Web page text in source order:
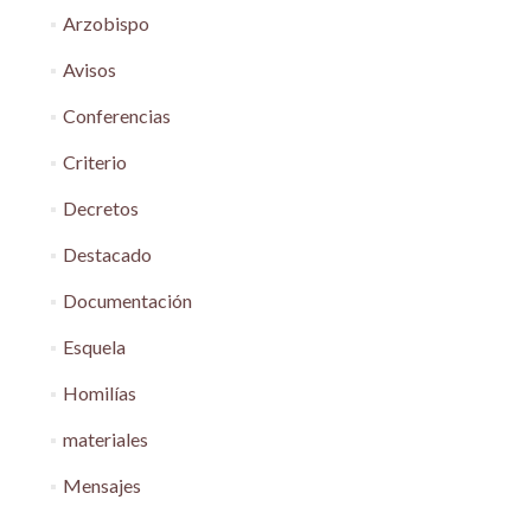
Arzobispo
Avisos
Conferencias
Criterio
Decretos
Destacado
Documentación
Esquela
Homilías
materiales
Mensajes